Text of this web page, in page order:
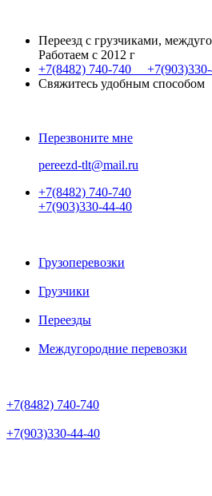
Переезд с грузчиками,
Работаем с 2012 г
+7(8482) 740-740 +7(903)
Свяжитесь удобным способом
Перезвоните мне
pereezd-tlt@mail.ru
+7(8482) 740-740
+7(903)330-44-40
Грузоперевозки
Грузчики
Переезды
Междугородние перевозки
+7(8482) 740-740
+7(903)330-44-40